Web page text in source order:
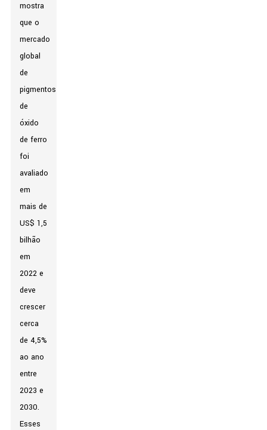
mostra
que o
mercado
global
de
pigmentos
de
óxido
de ferro
foi
avaliado
em
mais de
US$ 1,5
bilhão
em
2022 e
deve
crescer
cerca
de 4,5%
ao ano
entre
2023 e
2030.
Esses